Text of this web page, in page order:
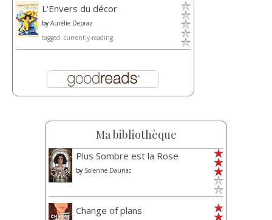
L'Envers du décor
by Aurélie Depraz
tagged: currently-reading
Ma bibliothèque
Plus Sombre est la Rose
by Solenne Dauriac
Change of plans